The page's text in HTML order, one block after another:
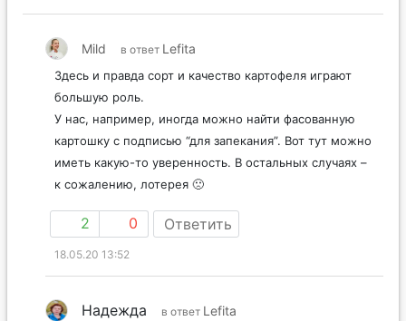
Mild в ответ Lefita
Здесь и правда сорт и качество картофеля играют
большую роль.
У нас, например, иногда можно найти фасованную
картошку с подписью “для запекания”. Вот тут можно
иметь какую-то уверенность. В остальных случаях –
к сожалению, лотерея 🙁
2 0 Ответить
18.05.20 13:52
Надежда в ответ Lefita